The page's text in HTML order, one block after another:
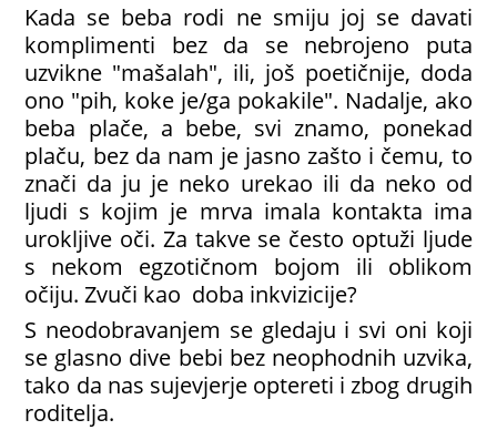
Kada se beba rodi ne smiju joj se davati
komplimenti bez da se nebrojeno puta
uzvikne "mašalah", ili, još poetičnije, doda
ono "pih, koke je/ga pokakile". Nadalje, ako
beba plače, a bebe, svi znamo, ponekad
plaču, bez da nam je jasno zašto i čemu, to
znači da ju je neko urekao ili da neko od
ljudi s kojim je mrva imala kontakta ima
urokljive oči. Za takve se često optuži ljude
s nekom egzotičnom bojom ili oblikom
očiju. Zvuči kao doba inkvizicije?
S neodobravanjem se gledaju i svi oni koji
se glasno dive bebi bez neophodnih uzvika,
tako da nas sujevjerje optereti i zbog drugih
roditelja.